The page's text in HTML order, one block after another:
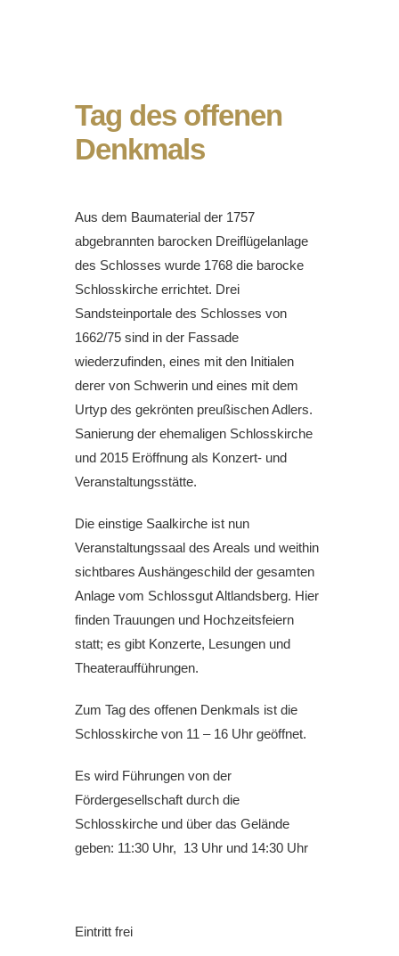
Tag des offenen
Denkmals
Aus dem Baumaterial der 1757
abgebrannten barocken Dreiflügelanlage
des Schlosses wurde 1768 die barocke
Schlosskirche errichtet. Drei
Sandsteinportale des Schlosses von
1662/75 sind in der Fassade
wiederzufinden, eines mit den Initialen
derer von Schwerin und eines mit dem
Urtyp des gekrönten preußischen Adlers.
Sanierung der ehemaligen Schlosskirche
und 2015 Eröffnung als Konzert- und
Veranstaltungsstätte.
Die einstige Saalkirche ist nun
Veranstaltungssaal des Areals und weithin
sichtbares Aushängeschild der gesamten
Anlage vom Schlossgut Altlandsberg. Hier
finden Trauungen und Hochzeitsfeiern
statt; es gibt Konzerte, Lesungen und
Theateraufführungen.
Zum Tag des offenen Denkmals ist die
Schlosskirche von 11 – 16 Uhr geöffnet.
Es wird Führungen von der
Fördergesellschaft durch die
Schlosskirche und über das Gelände
geben: 11:30 Uhr, 13 Uhr und 14:30 Uhr
Eintritt frei